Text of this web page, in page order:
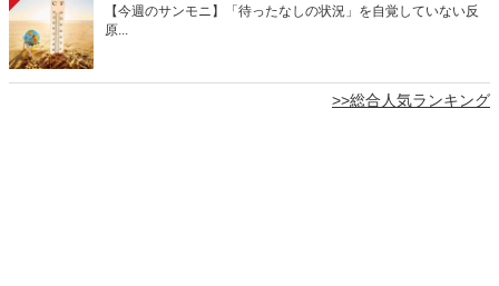
【今週のサンモニ】「待ったなしの状況」を自覚していない反
原...
>>総合人気ランキング